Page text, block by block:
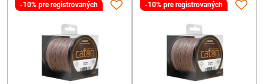
-10% pre registrovaných -10% pre registrovaných